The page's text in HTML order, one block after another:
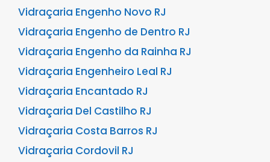
Vidraçaria Engenho Novo RJ
Vidraçaria Engenho de Dentro RJ
Vidraçaria Engenho da Rainha RJ
Vidraçaria Engenheiro Leal RJ
Vidraçaria Encantado RJ
Vidraçaria Del Castilho RJ
Vidraçaria Costa Barros RJ
Vidraçaria Cordovil RJ